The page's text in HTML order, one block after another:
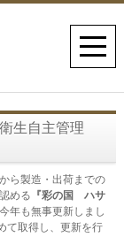
生自主管理
ら製造・出荷までの
める 『彩の国 ハサ
年も無事更新しまし
て取得し、更新を行